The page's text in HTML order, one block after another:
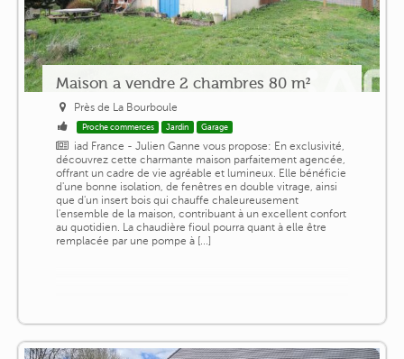
Maison a vendre 2 chambres 80 m²
Près de La Bourboule
Proche commerces Jardin Garage
iad France - Julien Ganne vous propose: En exclusivité,
découvrez cette charmante maison parfaitement agencée,
offrant un cadre de vie agréable et lumineux. Elle bénéficie
d'une bonne isolation, de fenêtres en double vitrage, ainsi
que d'un insert bois qui chauffe chaleureusement
l'ensemble de la maison, contribuant à un excellent confort
au quotidien. La chaudière fioul pourra quant à elle être
remplacée par une pompe à [...]